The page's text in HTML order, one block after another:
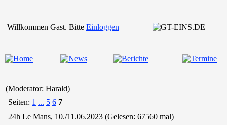
Willkommen Gast. Bitte Einloggen
(Moderator: Harald)
Seiten: 1 ... 5 6 7
24h Le Mans, 10./11.06.2023 (Gelesen: 67560 mal)